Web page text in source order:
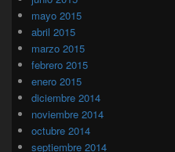
mayo 2015
abril 2015
marzo 2015
febrero 2015
enero 2015
diciembre 2014
noviembre 2014
octubre 2014
septiembre 2014